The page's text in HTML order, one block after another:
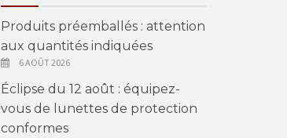
Produits préemballés : attention
aux quantités indiquées
6 AOÛT 2026
Éclipse du 12 août : équipez-
vous de lunettes de protection
conformes